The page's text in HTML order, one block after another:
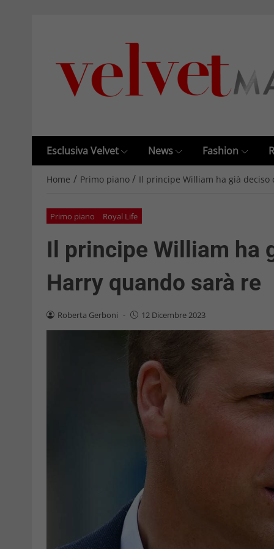
Esclusiva Velvet News Fashion
Home / Primo piano / Il principe William ha già
Primo piano Royal Life
Il principe William ha
Harry quando sarà re
Roberta Gerboni - 12 Dicembre 2023